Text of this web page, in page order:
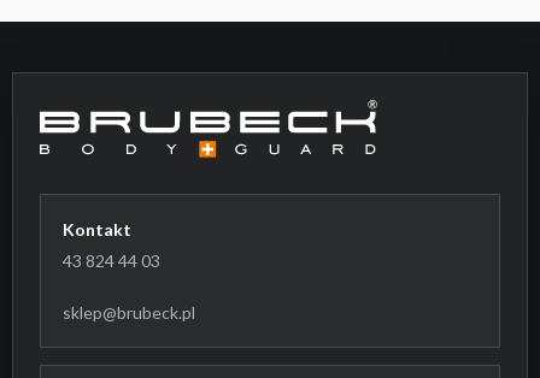
Kontakt
43 824 44 03
sklep@brubeck.pl